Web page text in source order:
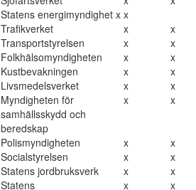
Statens energimyndighet x x
Trafikverket
x
x
Transportstyrelsen
x
x
Folkhälsomyndigheten x
x
Kustbevakningen
x
x
Livsmedelsverket
x
x
Myndigheten för
samhällsskydd och
beredskap
x x
Polismyndigheten x
x
Socialstyrelsen
x
x
Statens jordbruksverk
x
x
Statens
x
x